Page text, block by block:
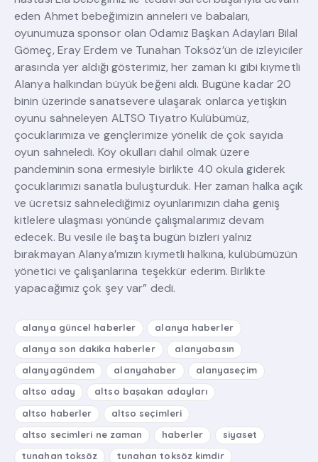
eden Ahmet bebeğimizin anneleri ve babaları,
oyunumuza sponsor olan Odamız Başkan Adayları Bilal
Gömeç, Eray Erdem ve Tunahan Toksöz’ün de izleyiciler
arasında yer aldığı gösterimiz, her zaman ki gibi kıymetli
Alanya halkından büyük beğeni aldı. Bugüne kadar 20
binin üzerinde sanatsevere ulaşarak onlarca yetişkin
oyunu sahneleyen ALTSO Tiyatro Kulübümüz,
çocuklarımıza ve gençlerimize yönelik de çok sayıda
oyun sahneledi. Köy okulları dahil olmak üzere
pandeminin sona ermesiyle birlikte 40 okula giderek
çocuklarımızı sanatla buluşturduk. Her zaman halka açık
ve ücretsiz sahnelediğimiz oyunlarımızın daha geniş
kitlelere ulaşması yönünde çalışmalarımız devam
edecek. Bu vesile ile başta bugün bizleri yalnız
bırakmayan Alanya’mızın kıymetli halkına, kulübümüzün
yönetici ve çalışanlarına teşekkür ederim. Birlikte
yapacağımız çok şey var” dedi.
alanya güncel haberler
alanya haberler
alanya son dakika haberler
alanyabasın
alanyagündem
alanyahaber
alanyaseçim
altso aday
altso başakan adayları
altso haberler
altso seçimleri
altso secimleri ne zaman
haberler
siyaset
tunahan toksöz
tunahan toksöz kimdir